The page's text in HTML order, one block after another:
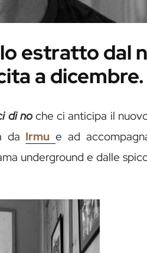
estratto dal
a dicembre.
di noche ci anticipa il
da Irmu e ad
underground e dalle